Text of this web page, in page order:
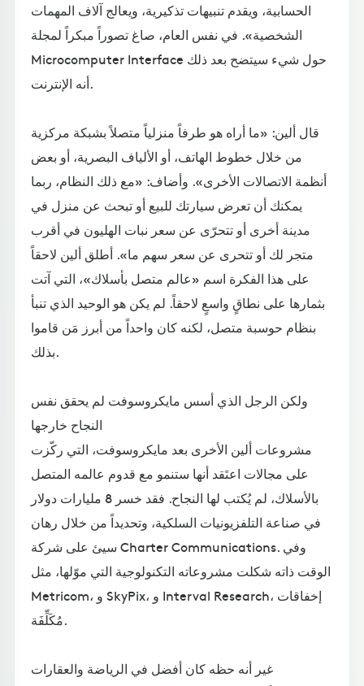
الحسابية، ويقدم تنبيهات تذكيرية، ويعالج آلاف المهمات
الشخصية». في نفس العام، صاغ تصوراً مبكراً لمجلة
Microcomputer Interface حول شيء سيتضح بعد ذلك
أنه الإنترنت.
قال ألين: «ما أراه هو طرفاً منزلياً متصلاً بشبكة مركزية
من خلال خطوط الهاتف، أو الألياف البصرية، أو بعض
أنظمة الاتصالات الأخرى». وأضاف: «مع ذلك النظام، ربما
يمكنك أن تعرض سيارتك للبيع أو تبحث عن منزل في
مدينة أخرى أو تتحرّى عن سعر نبات الهليون في أقرب
متجر لك أو تتحرى عن سعر سهم ما». أطلق ألين لاحقاً
على هذا الفكرة اسم «عالم متصل بأسلاك»، التي آتت
بثمارها على نطاقٍ واسعٍ لاحقاً. لم يكن هو الوحيد الذي تنبأ
بنظام حوسبة متصل، لكنه كان واحداً من أبرز مَن قاموا
بذلك.
ولكن الرجل الذي أسس مايكروسوفت لم يحقق نفس
النجاح خارجها
مشروعات ألين الأخرى بعد مايكروسوفت، التي ركّزت
على مجالات اعتَقد أنها ستنمو مع قدوم عالمه المتصل
بالأسلاك، لم يُكتب لها النجاح. فقد خسر 8 مليارات دولار
في صناعة التلفزيونيات السلكية، وتحديداً من خلال رهان
سيئ على شركة Charter Communications. وفي
الوقت ذاته شكلت مشروعاته التكنولوجية التي موّلها، مثل
Metricom، و SkyPix، و Interval Research، إخفاقات
مُكَلِّفَة.
غير أنه حظه كان أفضل في الرياضة والعقارات